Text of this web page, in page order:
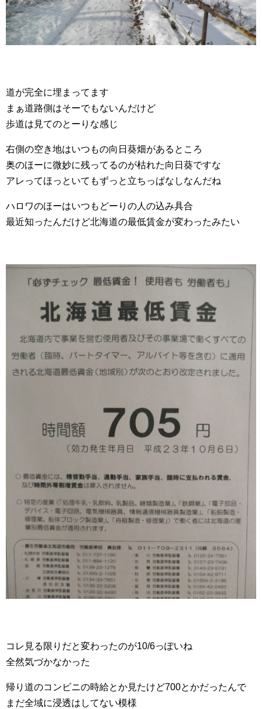
道が完全に埋まってます
まぁ道路側はそーでもないんだけど
歩道は見てのとーりな感じ
右側の空き地はいつもの向日葵畑があるところ
奥のほーに微妙に残ってるのが枯れた向日葵ですな
アレってほっといてもずっと立ちっぱなしなんだね
ハロワのほーはいつもどーりの人の込み具合
最近知ったんだけど北海道の最低賃金が変わったみたい
コレ見る限りだと変わったのが10/6っぽいね
全然気づかなかった
帰り道のコンビニの時給とか見たけど700とかだったんで
まだ全域に浸透はしてない模様